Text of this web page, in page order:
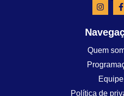
Quem
Equipe
Política de